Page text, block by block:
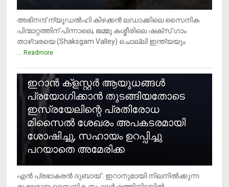
അഭിനന്ദ് ന്യൂഡൽഹി കിഴക്കൻ ലഡാക്കിലെ സൈനിക
പിന്മാറ്റത്തിന് പിന്നാലെ, ജമ്മു കശ്മീരിലെ ഷക്സ് ​ഗാം
താഴ്‌വരയെ (Shaksgam Valley) ചൊല്ലി ഇന്ത്യയും
Readmore
ഇറാന്‍ ക്‌ളസ്റ്റര്‍ ആയുധങ്ങള്‍
പ്രയോഗിക്കാന്‍ തുടങ്ങിയതോടെ
ഇസ്രയേലിന്റെ പ്രതിരോധ
മിസൈല്‍ ശേഖരം അപകടരമായി
ശോഷിച്ചു, സഹായം ഉറപ്പിച്ചു
പറയാതെ അമേരിക്ക
എന്‍ പ്രഭാകരന്‍ ദുബായ് : ഇറാനുമായി നിലനില്‍ക്കുന്ന